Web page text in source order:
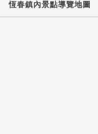
恆春鎮內景點導覽地圖